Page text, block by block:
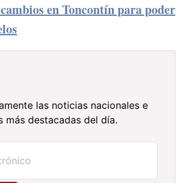
en Toncontín para poder
las noticias nacionales e
más destacadas del día.